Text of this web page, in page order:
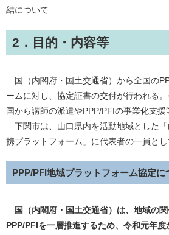
結について
2．目的・内容等
国（内閣府・国土交通省）から全国の
ームに対し、協定証書の交付が行われる
国から講師の派遣やPPP/PFIの事業化支援
下関市は、山口県内を活動地域とした
携プラットフォーム」に代表者の一員とし
PPP/PFI地域プラットフォーム協定に
国（内閣府・国土交通省）は、地域の
PPP/PFIを一層推進するため、令和元年度